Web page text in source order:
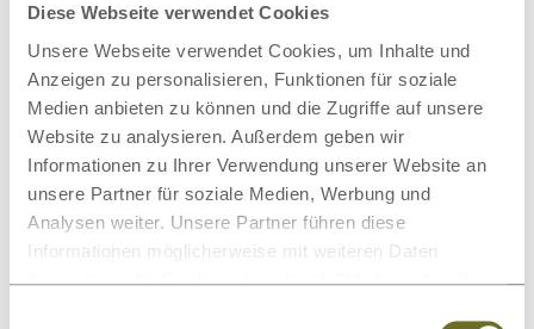
Diese Webseite verwendet Cookies
Unsere Webseite verwendet Cookies, um Inhalte und
Anzeigen zu personalisieren, Funktionen für soziale
Medien anbieten zu können und die Zugriffe auf unsere
Website zu analysieren. Außerdem geben wir
Informationen zu Ihrer Verwendung unserer Website an
unsere Partner für soziale Medien, Werbung und
Analysen weiter. Unsere Partner führen diese
Informationen möglicherweise mit weiteren Daten
zusammen, die Sie ihnen bereitgestellt haben oder die
Neben unserer versandkostenfreien Lieferung
"frei Bordsteinkante" bieten wir in einigen
Ländern auch folgende Lieferservices an:
Abtragen
Montageservice
Genauere Informationen finden Sie bei
Versandarten.